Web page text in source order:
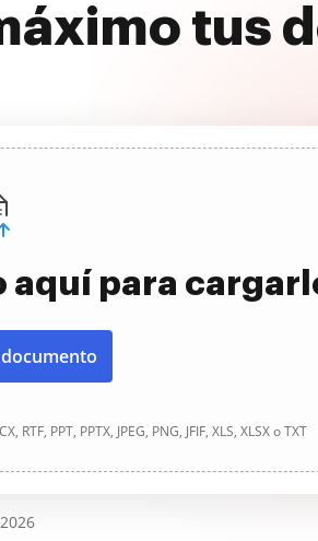
tus
aquí para
PPT, PPTX, JPEG, PNG, JFIF, XLS, XLSX o TXT